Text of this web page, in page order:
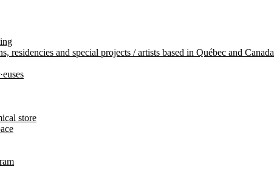
residencies and special projects / artists based in Québec and Canada
store